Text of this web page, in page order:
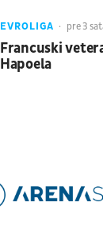
EVROLIGA pre 3
Francuski
Hapoela